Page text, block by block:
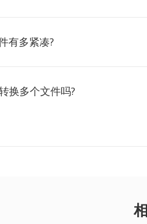
有多紧凑?
换多个文件吗?